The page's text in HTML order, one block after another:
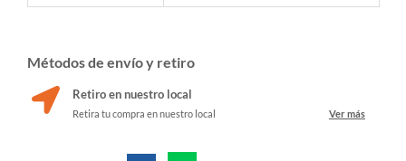
Métodos de envío y retiro
Retiro en nuestro local
Retira tu compra en nuestro local Ver más